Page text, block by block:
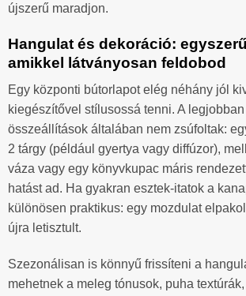
újszerű maradjon.
Hangulat és dekoráció:
amikkel látványosan feldobod
Egy központi bútorlapot elég néhány jól
kiegészítővel stílusossá tenni. A
összeállítások általában nem zsúfoltak:
2 tárgy (például gyertya vagy diffúzor),
váza vagy egy könyvkupac máris
hatást ad. Ha gyakran esztek-itatok a
különösen praktikus: egy mozdulat
újra letisztult.
Szezonálisan is könnyű frissíteni a
mehetnek a meleg tónusok, puha